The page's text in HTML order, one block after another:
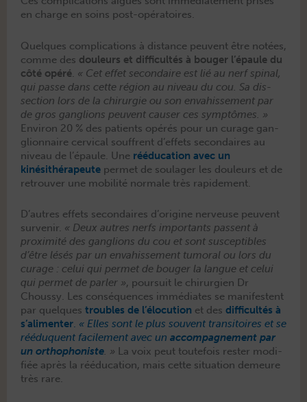
en charge en soins post-opératoires.
Quelques com­pli­ca­tions à dis­tance peu­vent être notées,
comme des douleurs et dif­fi­cultés à bouger l’épaule du
côté opéré. « Cet effet sec­ondaire est lié au nerf spinal,
qui passe dans cette région au niveau du cou. Sa dis­
sec­tion lors de la chirurgie ou son envahisse­ment par
de gros gan­glions peu­vent causer ces symp­tômes. »
Env­i­ron 20 % des patients opérés pour un curage gan­
glion­naire cer­vi­cal souf­frent d’effets sec­ondaires au
niveau de l’épaule. Une réé­d­u­ca­tion avec un
kinésithérapeute per­met de soulager les douleurs et de
retrou­ver une mobil­ité nor­male très rapidement.
D’autres effets sec­ondaires d’origine nerveuse peu­vent
sur­venir. « Deux autres nerfs impor­tants passent à
prox­im­ité des gan­glions du cou et sont sus­cep­ti­bles
d’être lésés par un envahisse­ment tumoral ou lors du
curage : celui qui per­met de bouger la langue et celui
qui per­met de par­ler », pour­suit le chirurgien Dr
Choussy. Les con­séquences immé­di­ates se man­i­fes­tent
par quelques trou­bles de l’élocution et des dif­fi­cultés à
s’alimenter. « Elles sont le plus sou­vent tran­si­toires et se
réé­duquent facile­ment avec un accom­pa­g­ne­ment par
un ortho­phon­iste. » La voix peut toute­fois rester mod­i­
fiée après la réé­d­u­ca­tion, mais cette sit­u­a­tion demeure
très rare.